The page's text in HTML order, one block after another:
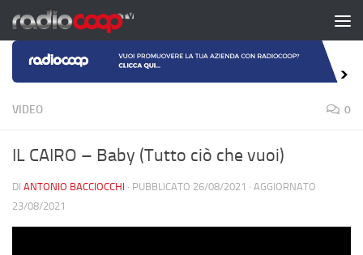
Salta al contenuto
VIDEO 0
IL CAIRO – Baby (Tutto ciò che vuoi)
DI ANTONIO BACCIOCCHI · PUBBLICATO 26/08/2021 · AGGIORNATO
23/08/2021